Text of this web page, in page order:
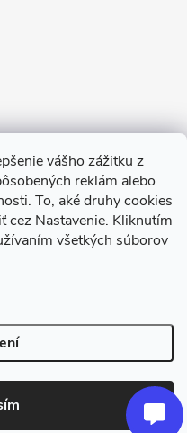
vášho zážitku z
reklám alebo
To, aké druhy cookies
cez Nastavenie. Kliknutím
všetkých súborov
práva vyhrazena.Upravit